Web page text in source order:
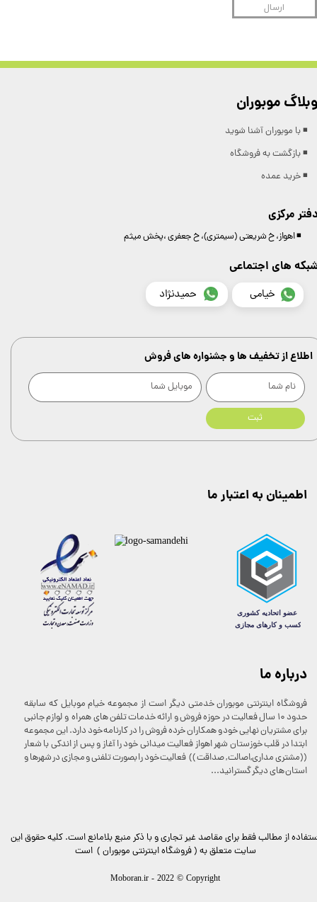
★★
ارسال
موبوران
◾️ با موبوران آشنا شوید
◾️ بازگشت به فروشگاه
◾️ خرید عمده
درباره ما
فروشگاه اینترنتی موبوران خدمتی دیگر است از مجموعه خیام موبایل که سابقه
حدود 10 سال فعالیت در حوزه فروش و ارائه خدمات تلفن های همراه و لوازم جانبی
برای مشتریان نهایی خود و همکاران خرده فروش را در کارنامه خود دارد. این مجموعه
ابتدا در قلب خوزستان شهر اهواز فعالیت میدانی خود را آغاز و پس از اندکی با شعار
((مشتری مداری,اصالت , صداقت )) فعالیت خود را بصورت تلفنی و مجازی در شهرها و
استان های دیگر گسترانید...
مرکزی
◾️ اهواز، خ شریعتی (سیمتری)، خ جعفری ،پخش میثم
های اجتماعی
خیامی حمیدنژاد
ثبت
اطلاع از تخفیف ها و جشنواره های فروش
اطمینان به اعتبار ما
از مطالب فقط برای مقاصد غیر تجاری و با ذکر منبع بلامانع است. کليه حقوق اين
سايت متعلق به ( فروشگاه اینترنتی موبوران ) است
Moboran.ir - 2022 © Copyright